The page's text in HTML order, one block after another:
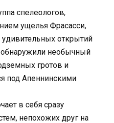
спелеологов,
ущелья Фрасасси,
удивительных открытий
необычный
гротов и
под Апеннинскими
в себя сразу
непохожих друг на